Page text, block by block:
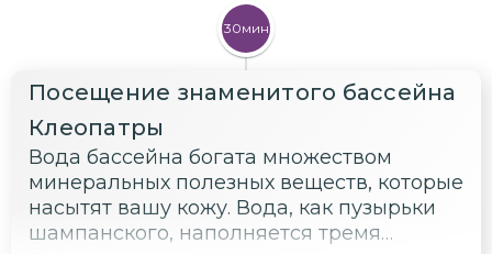
30мин
Посещение знаменитого бассейна
Клеопатры
Вода бассейна богата множеством
минеральных полезных веществ, которые
насытят вашу кожу. Вода, как пузырьки
шампанского, наполняется тремя